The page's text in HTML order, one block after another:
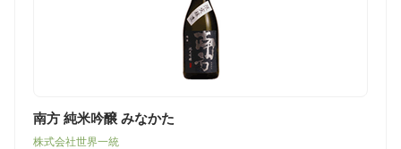
南方 純米吟醸 みなかた
株式会社世界一統